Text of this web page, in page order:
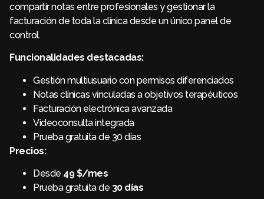
compartir notas entre profesionales y gestionar la
facturación de toda la clínica desde un único panel de
control.
Funcionalidades destacadas:
Gestión multiusuario con permisos diferenciados
Notas clínicas vinculadas a objetivos terapéuticos
Facturación electrónica avanzada
Videoconsulta integrada
Prueba gratuita de 30 días
Precios:
Desde 49 $/mes
Prueba gratuita de 30 días